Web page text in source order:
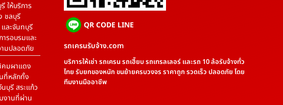
ให้บริการ
ชลบุรี
และจันทบุรี
รอบรมและ
ามปลอดภัย
มผาแดง
ที่หลักทั้ง
บุรี สระแก้ว
งานที่ผ่าน
QR CODE LINE
รถเครนรับจ้าง.com
บริการให้เช่า รถเครน รถเฮี๊ยบ รถเทรลเลอร์ และรถ 10 ล้อรับจ้างทั่ว
ไทย รับยกของหนัก ขนย้ายครบวงจร ราคาถูก รวดเร็ว ปลอดภัย โดย
ทีมงานมืออาชีพ